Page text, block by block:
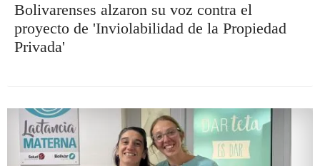
Bolivarenses alzaron su voz contra el
proyecto de 'Inviolabilidad de la Propiedad
Privada'